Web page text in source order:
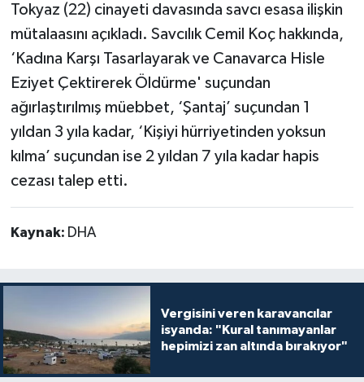
Tokyaz (22) cinayeti davasında savcı esasa ilişkin
mütalaasını açıkladı. Savcılık Cemil Koç hakkında,
‘Kadına Karşı Tasarlayarak ve Canavarca Hisle
Eziyet Çektirerek Öldürme' suçundan
ağırlaştırılmış müebbet, ‘Şantaj’ suçundan 1
yıldan 3 yıla kadar, ‘Kişiyi hürriyetinden yoksun
kılma’ suçundan ise 2 yıldan 7 yıla kadar hapis
cezası talep etti.
Kaynak: DHA
Vergisini veren karavancılar
isyanda: "Kural tanımayanlar
hepimizi zan altında bırakıyor"